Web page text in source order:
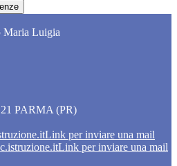
Maria Luigia
PARMA (PR)
Link per inviare una mail
Link per inviare una mail